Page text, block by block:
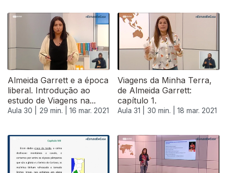
Almeida Garrett e a época
liberal. Introdução ao
estudo de Viagens na...
Aula 30 | 29 min. | 16 mar. 2021
Viagens da Minha Terra,
de Almeida Garrett:
capítulo 1.
Aula 31 | 30 min. | 18 mar. 2021